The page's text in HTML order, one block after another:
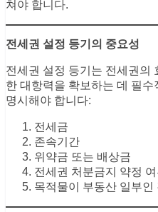
쳐야 합니다.
전세권 설정 등기의 중요성
전세권 설정 등기는 전세권의
한 대항력을 확보하는 데 필
명시해야 합니다:
전세금
존속기간
위약금 또는 배상금
전세권 처분금지 약정
목적물이 부동산 일부인